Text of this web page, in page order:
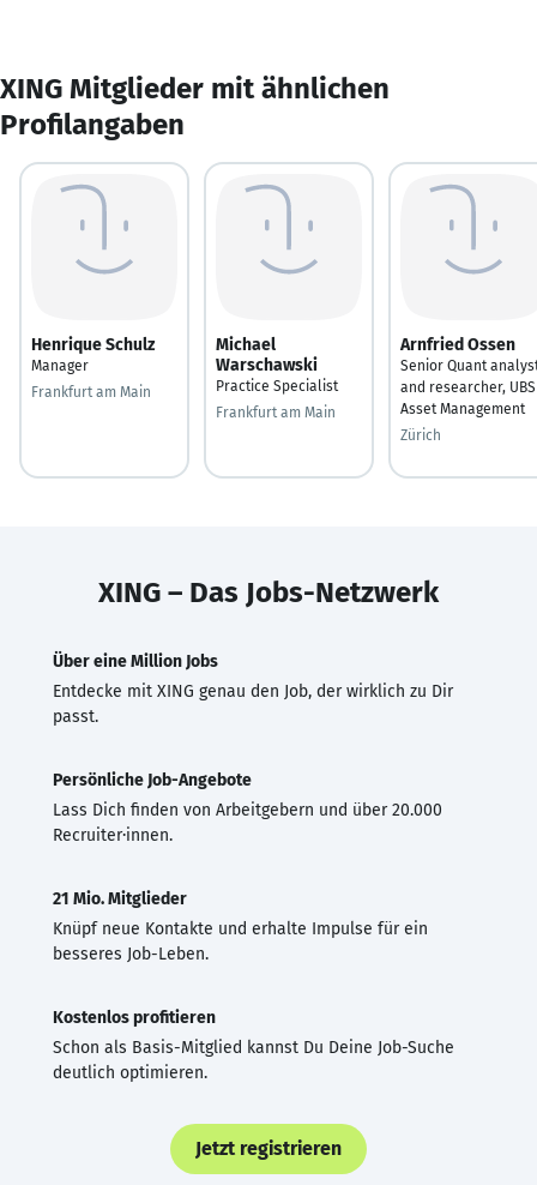
XING Mitglieder mit ähnlichen
Profilangaben
Henrique Schulz
Manager
Frankfurt am Main
Michael
Warschawski
Practice Specialist
Frankfurt am Main
Arnfried Ossen
Senior Quant
and researcher, UBS
Asset Management
Zürich
XING – Das Jobs-Netzwerk
Über eine Million Jobs
Entdecke mit XING genau den Job, der wirklich zu Dir
passt.
Persönliche Job-Angebote
Lass Dich finden von Arbeitgebern und über 20.000
Recruiter·innen.
21 Mio. Mitglieder
Knüpf neue Kontakte und erhalte Impulse für ein
besseres Job-Leben.
Kostenlos profitieren
Schon als Basis-Mitglied kannst Du Deine Job-Suche
deutlich optimieren.
Jetzt registrieren